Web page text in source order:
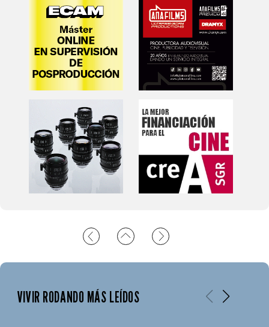
VIVIR RODANDO MÁS LEÍDOS